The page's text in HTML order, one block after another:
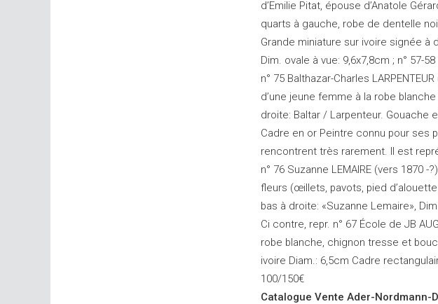
d’Emilie Pitat, épouse d’Anatole
quarts à gauche, robe de dentelle
Grande miniature sur ivoire signée à
Dim. ovale à vue: 9,6x7,8cm ; n° 57-
n° 75 Balthazar-Charles
d’une jeune femme à la robe
droite: Baltar / Larpenteur. Gouache
Cadre en or Peintre connu pour ses
rencontrent très rarement. Il est
n° 76 Suzanne LEMAIRE (vers 1870
fleurs (œillets, pavots, pied
bas à droite: «Suzanne Lemaire»,
Ci contre, repr. n° 67 École de JB
robe blanche, chignon tresse et
ivoire Diam.: 6,5cm Cadre
100/150€
Catalogue Vente Ader-Nordmann-